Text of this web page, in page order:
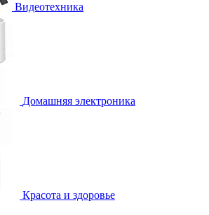
Видеотехника
Домашняя электроника
Красота и здоровье